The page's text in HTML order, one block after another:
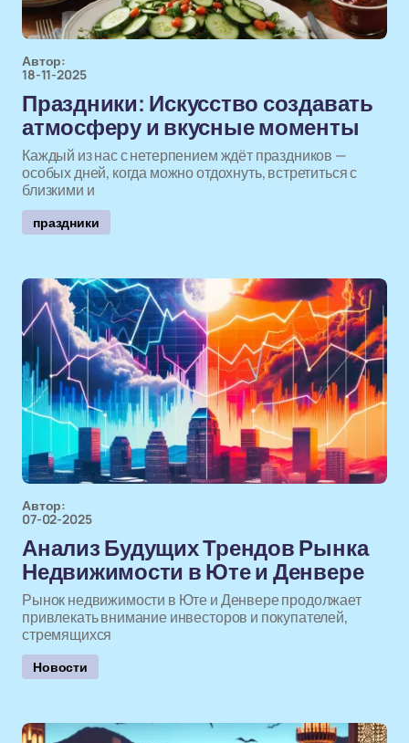
Автор:
18-11-2025
Праздники: Искусство создавать
атмосферу и вкусные моменты
Каждый из нас с нетерпением ждёт праздников —
особых дней, когда можно отдохнуть, встретиться с
близкими и
праздники
Автор:
07-02-2025
Анализ Будущих Трендов Рынка
Недвижимости в Юте и Денвере
Рынок недвижимости в Юте и Денвере продолжает
привлекать внимание инвесторов и покупателей,
стремящихся
Новости